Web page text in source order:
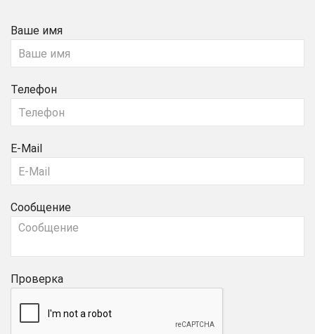
Ваше имя
Телефон
E-Mail
Сообщение
Проверка